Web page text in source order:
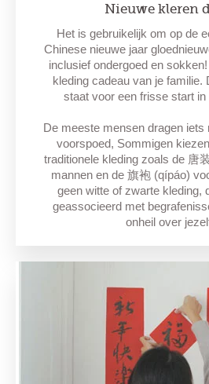
Nieuwe kleren
Het is gebruikelijk om op de
Chinese nieuwe jaar
inclusief ondergoed en
kleding cadeau van je familie.
staat voor een frisse start in
De meeste mensen dragen iets
voorspoed, Sommigen
traditionele kleding zoals de 唐
mannen en de 旗袍 (qípáo)
geen witte of zwarte kleding,
geassocieerd met
onheil over